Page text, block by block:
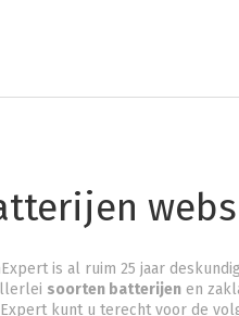
is al ruim 25 jaar
soorten batterijenen
kunt u terecht voor de